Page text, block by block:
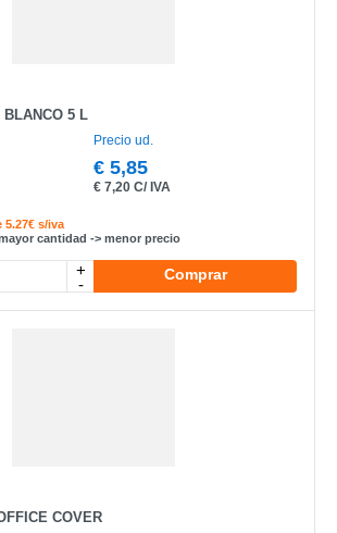
BLANCO 5 L
Precio ud.
€ 5,85
€ 7,20 C/ IVA
5.27€ s/iva
cantidad -> menor precio
+
-
Comprar
COVER